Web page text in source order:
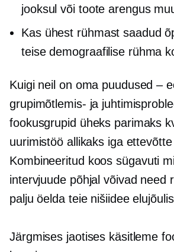
jooksul või toote arengus
Kas ühest rühmast saadud
teise demograafilise rühma
Kuigi neil on oma puudused –
grupimõtlemis- ja
fookusgrupid üheks parimaks
uurimistöö allikaks iga
Kombineeritud koossügavuti
intervjuude põhjal võivad need
palju öelda teie nišiidee
Järgmises jaotises käsitleme